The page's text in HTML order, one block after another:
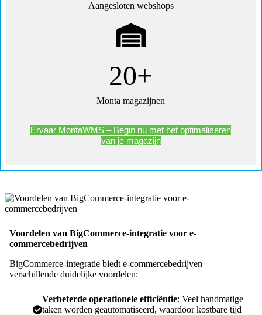
Aangesloten webshops
20+
Monta magazijnen
Ervaar MontaWMS – Begin nu met het optimaliseren
van je magazijn
Voordelen van BigCommerce-integratie voor e-
commercebedrijven
BigCommerce-integratie biedt e-commercebedrijven
verschillende duidelijke voordelen:
Verbeterde operationele efficiëntie: Veel handmatige
taken worden geautomatiseerd, waardoor kostbare tijd